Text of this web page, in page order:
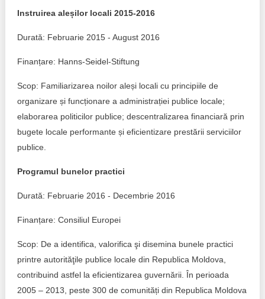
Manual de proceduri
Note & poziții​
Consiliul consulativ internațional IDIS
Politici regionale
Transparența guvernării locale
People Watch
15 minute de realism economic
Trend Hunter
Buletin EU-STRAT
Instruireaaleșilor locali 2015-2016
Durată: Februarie 2015 - August 2016
Finanțare: Hanns-Seidel-Stiftung
Scop: Familiarizarea noilor aleși locali cu principiile de
organizare și funcționare a administrației publice locale;
elaborarea politicilor publice; descentralizarea financiară prin
bugete locale performante și eficientizare prestării serviciilor
publice.
Programul bunelor practici
Durată: Februarie 2016 - Decembrie 2016
Finanțare: Consiliul Europei
Scop: De a identifica, valorifica şi disemina bunele practici
printre autorităţile publice locale din Republica Moldova,
contribuind astfel la eficientizarea guvernării. În perioada
2005 – 2013, peste 300 de comunități din Republica Moldova